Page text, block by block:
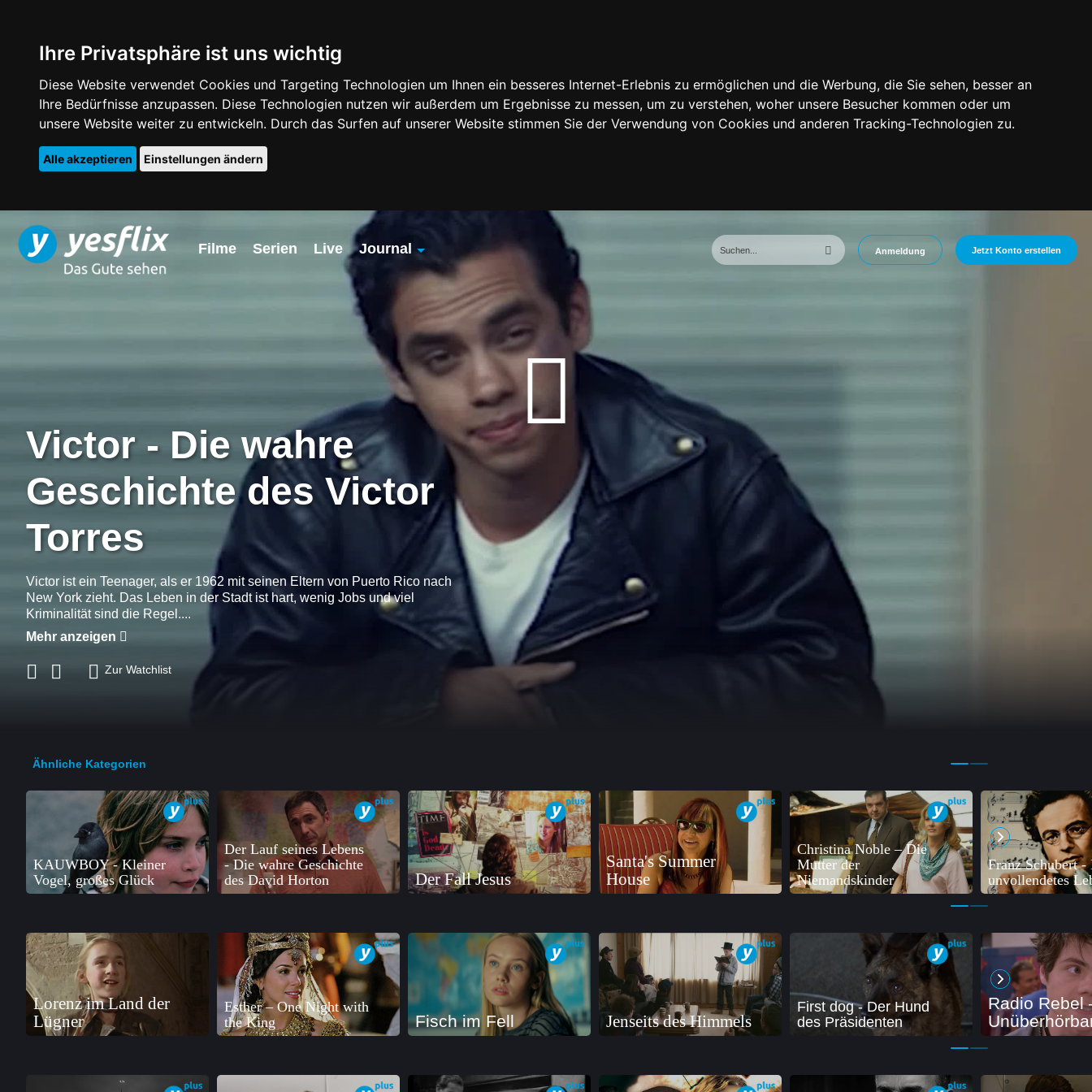
Ihre Privatsphäre ist uns wichtig
Diese Website verwendet Cookies und Targeting Technologien um Ihnen ein besseres Internet-Erlebnis zu ermöglichen und die Werbung, die Sie sehen, besser an
Ihre Bedürfnisse anzupassen. Diese Technologien nutzen wir außerdem um Ergebnisse zu messen, um zu verstehen, woher unsere Besucher kommen oder um
unsere Website weiter zu entwickeln. Durch das Surfen auf unserer Website stimmen Sie der Verwendung von Cookies und anderen Tracking-Technologien zu.
Alle akzeptieren Einstellungen ändern
Filme Serien Live
Journal
Übersicht
Anmeldung Jetzt Konto erstellen
Victor - Die wahre
Geschichte des Victor
Torres
Victor ist ein Teenager, als er 1962 mit seinen Eltern von Puerto Rico nach
New York zieht. Das Leben in der Stadt ist hart, wenig Jobs und viel
Kriminalität sind die Regel....
Mehr anzeigen
Zur Watchlist
Ähnliche Kategorien
KAUWBOY - Kleiner
Vogel, großes Glück
Der Lauf seines Lebens
- Die wahre Geschichte
des David Horton
Der Fall Jesus
Santa's Summer
House
Christina Noble – Die
Mutter der
Niemandskinder
Franz Schubert -
unvollendetes
Lorenz im Land der
Lügner
Esther – One Night with
the King
Fisch im Fell Jenseits des Himmels
First dog - Der Hund
des Präsidenten
Radio Rebel